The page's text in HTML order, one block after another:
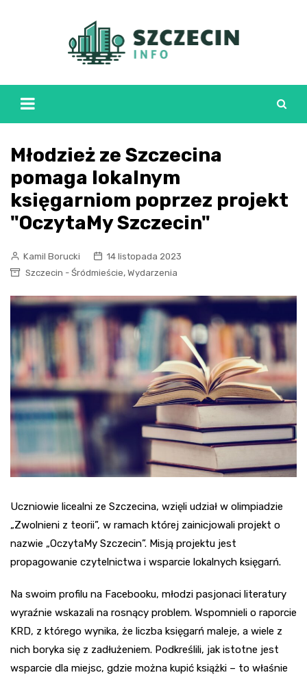
Młodzież ze Szczecina
pomaga lokalnym
księgarniom poprzez projekt
"OczytaMy Szczecin"
Kamil Borucki
14 listopada 2023
Szczecin - Śródmieście, Wydarzenia
Uczniowie licealni ze Szczecina, wzięli udział w olimpiadzie
„Zwolnieni z teorii”, w ramach której zainicjowali projekt o
nazwie „OczytaMy Szczecin”. Misją projektu jest
propagowanie czytelnictwa i wsparcie lokalnych księgarń.
Na swoim profilu na Facebooku, młodzi pasjonaci literatury
wyraźnie wskazali na rosnący problem. Wspomnieli o raporcie
KRD, z którego wynika, że liczba księgarń maleje, a wiele z
nich boryka się z zadłużeniem. Podkreślili, jak istotne jest
wsparcie dla miejsc, gdzie można kupić książki – to właśnie